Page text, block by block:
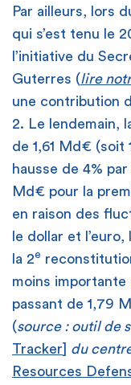
Par ailleurs, lors
qui s’est tenu le
l’initiative du
Guterres (lire
une contribution
2. Le lendemain,
de 1,61 Md€ (soit
hausse de 4%
Md€ pour la
en raison des
le dollar et
la 2e
moins importante
passant de 1,79
(source : outil de
Tracker] du
Resources